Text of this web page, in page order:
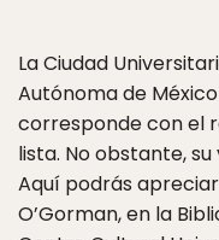
La Ciudad
Autónoma de
corresponde con el
lista. No obstante,
Aquí podrás
O’Gorman, en la